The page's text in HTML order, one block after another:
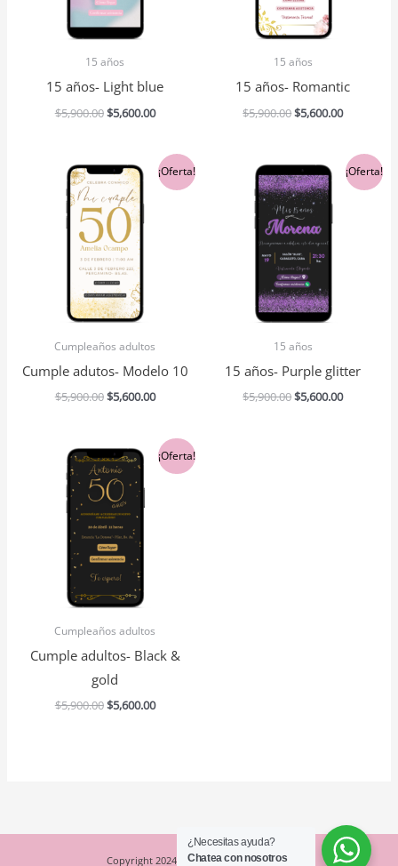
15 años
15 años- Light blue
$5,900.00$5,600.00
15 años
15 años- Romantic
$5,900.00$5,600.00
¡Oferta!
Cumpleaños adultos
Cumple adutos- Modelo 10
$5,900.00
El
precio
original
era:
$5,900.00.
$5,600.00
El
precio
actual
¡Oferta!
15 años
15 años- Purple glitter
$5,900.00
El
precio
original
era:
$5,900.00.
$5,600.00
El
precio
actual
¡Oferta!
Cumpleaños adultos
Cumple adultos- Black &
gold
$5,900.00
El
precio
original
era:
$5,900.00.
$5,600.00
El
precio
Copyright 2024- Espacio Creativo Studio
¿Necesitas ayuda?
Chatea con nosotros